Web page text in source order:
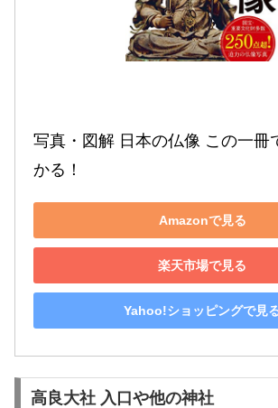
写真・図解 日本の仏像 この一冊
かる！
Amazonで見る
楽天市場で見る
Yahoo!ショッピングで見
高良大社 入口や他の神社